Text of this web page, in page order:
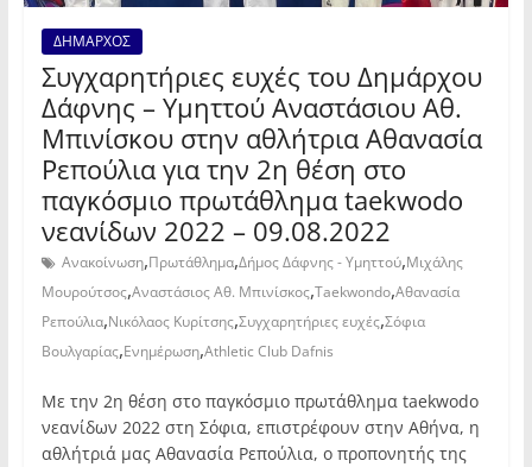
ΔΗΜΑΡΧΟΣ
Συγχαρητήριες ευχές του Δημάρχου
Δάφνης – Υμηττού Αναστάσιου Αθ.
Μπινίσκου στην αθλήτρια Αθανασία
Ρεπούλια για την 2η θέση στο
παγκόσμιο πρωτάθλημα taekwodo
νεανίδων 2022 – 09.08.2022
Ανακοίνωση,Πρωτάθλημα,Δήμος Δάφνης - Υμηττού,Μιχάλης
Μουρούτσος,Αναστάσιος Αθ. Μπινίσκος,Taekwondo,Αθανασία
Ρεπούλια,Νικόλαος Κυρίτσης,Συγχαρητήριες ευχές,Σόφια
Βουλγαρίας,Ενημέρωση,Athletic Club Dafnis
Με την 2η θέση στο παγκόσμιο πρωτάθλημα taekwodo
νεανίδων 2022 στη Σόφια, επιστρέφουν στην Αθήνα, η
αθλήτριά μας Αθανασία Ρεπούλια, ο προπονητής της